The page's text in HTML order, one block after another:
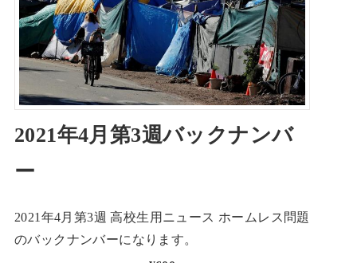
2021年4月第3週バックナンバ
ー
2021年4月第3週 高校生用ニュース ホームレス問題
のバックナンバーになります。